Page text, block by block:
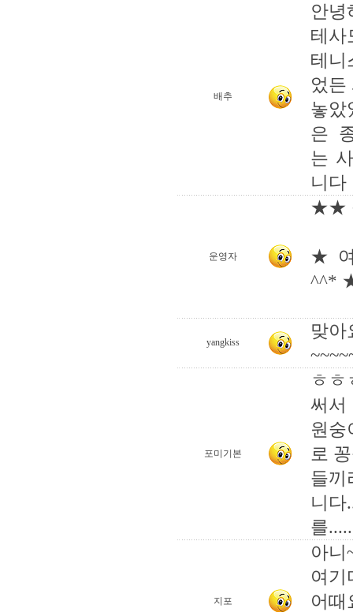
배추
안녕
테사
테니
었든
놓았
은
는
니다
운영자
★★
★ 여
^^*
yangkiss
맞아
포미기본
ㅎ
써서
원숭
로
들끼
니다
를
지포
아니
여기
어때